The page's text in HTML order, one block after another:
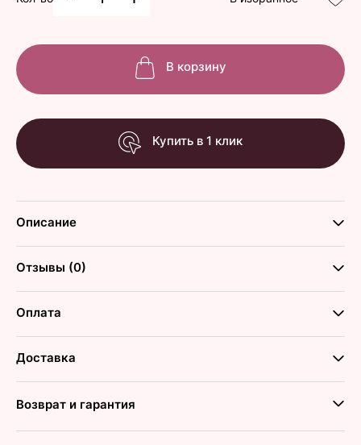
В корзину
Купить в 1 клик
Описание
Отзывы (0)
Оплата
Доставка
Возврат и гарантия